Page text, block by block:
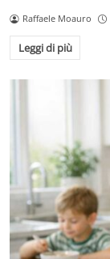
Raffaele Moauro
Leggi di più